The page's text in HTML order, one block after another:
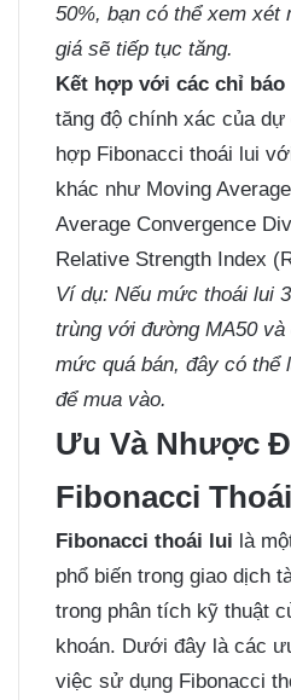
50%, bạn có thể xem xét
giá sẽ tiếp tục tăng.
Kết hợp với các chỉ báo
tăng độ chính xác của
hợp Fibonacci thoái lui
khác như Moving
Average Convergence
Relative Strength Index
Ví dụ: Nếu mức thoái lui
trùng với đường MA50
mức quá bán, đây có thể
để mua vào.
Ưu Và Nhược
Fibonacci
Fibonacci thoái lui là
phổ biến trong giao dịch
trong phân tích kỹ thuật
khoán. Dưới đây là các
việc sử dụng Fibonacci